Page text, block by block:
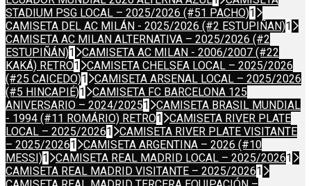
STADIUM PSG LOCAL – 2025/2026 (#51 PACHO)1
CAMISETA DEL AC MILÁN - 2025/2026 (#2 ESTUPIÑAN)1
CAMISETA AC MILAN ALTERNATIVA – 2025/2026 (#2
ESTUPIÑÁN)1
CAMISETA AC MILAN - 2006/2007 (#22
KAKÁ) RETRO1
CAMISETA CHELSEA LOCAL – 2025/2026
(#25 CAICEDO)1
CAMISETA ARSENAL LOCAL – 2025/2026
(#5 HINCAPIÉ)1
CAMISETA FC BARCELONA 125
ANIVERSARIO – 2024/20251
CAMISETA BRASIL MUNDIAL
- 1994 (#11 ROMÁRIO) RETRO1
CAMISETA RIVER PLATE
LOCAL – 2025/20261
CAMISETA RIVER PLATE VISITANTE
– 2025/20261
CAMISETA ARGENTINA – 2026 (#10
MESSI)1 CAMISETA REAL MADRID LOCAL – 2025/20261
CAMISETA REAL MADRID VISITANTE – 2025/20261